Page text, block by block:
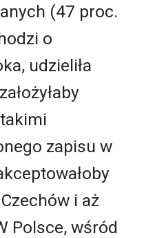
(47 proc.
o
udzieliła
zapisu w
i aż
Polsce, wśród